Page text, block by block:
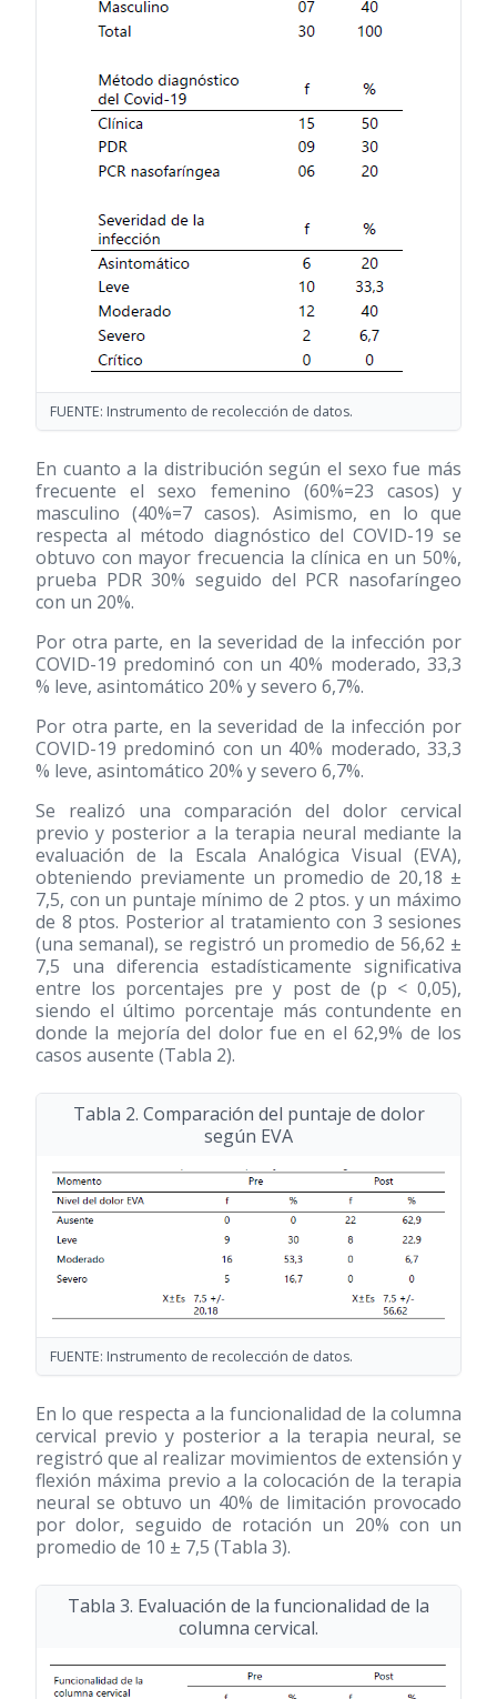
FUENTE: Instrumento de recolección de datos.
En cuanto a la distribución según el sexo fue más
frecuente el sexo femenino (60%=23 casos) y
masculino (40%=7 casos). Asimismo, en lo que
respecta al método diagnóstico del COVID-19 se
obtuvo con mayor frecuencia la clínica en un 50%,
prueba PDR 30% seguido del PCR nasofaríngeo
con un 20%.
Por otra parte, en la severidad de la infección por
COVID-19 predominó con un 40% moderado, 33,3
% leve, asintomático 20% y severo 6,7%.
Por otra parte, en la severidad de la infección por
COVID-19 predominó con un 40% moderado, 33,3
% leve, asintomático 20% y severo 6,7%.
Se realizó una comparación del dolor cervical
previo y posterior a la terapia neural mediante la
evaluación de la Escala Analógica Visual (EVA),
obteniendo previamente un promedio de 20,18 ±
7,5, con un puntaje mínimo de 2 ptos. y un máximo
de 8 ptos. Posterior al tratamiento con 3 sesiones
(una semanal), se registró un promedio de 56,62 ±
7,5 una diferencia estadísticamente significativa
entre los porcentajes pre y post de (p < 0,05),
siendo el último porcentaje más contundente en
donde la mejoría del dolor fue en el 62,9% de los
casos ausente (Tabla 2).
Tabla 2. Comparación del puntaje de dolor
según EVA
FUENTE: Instrumento de recolección de datos.
En lo que respecta a la funcionalidad de la columna
cervical previo y posterior a la terapia neural, se
registró que al realizar movimientos de extensión y
flexión máxima previo a la colocación de la terapia
neural se obtuvo un 40% de limitación provocado
por dolor, seguido de rotación un 20% con un
promedio de 10 ± 7,5 (Tabla 3).
Tabla 3. Evaluación de la funcionalidad de la
columna cervical.